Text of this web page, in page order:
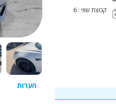
הערות
קבוצת שווי : 6